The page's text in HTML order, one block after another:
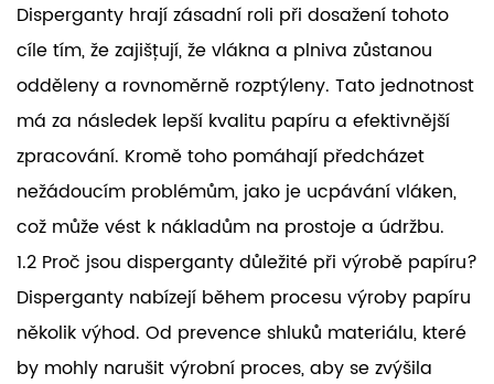
Disperganty hrají zásadní roli při dosažení tohoto
cíle tím, že zajišťují, že vlákna a plniva zůstanou
odděleny a rovnoměrně rozptýleny. Tato jednotnost
má za následek lepší kvalitu papíru a efektivnější
zpracování. Kromě toho pomáhají předcházet
nežádoucím problémům, jako je ucpávání vláken,
což může vést k nákladům na prostoje a údržbu.
1.2 Proč jsou disperganty důležité při výrobě papíru?
Disperganty nabízejí během procesu výroby papíru
několik výhod. Od prevence shluků materiálu, které
by mohly narušit výrobní proces, aby se zvýšila